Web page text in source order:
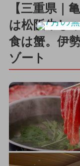
【三重県｜
は松阪牛し
食は蟹。伊
ゾート